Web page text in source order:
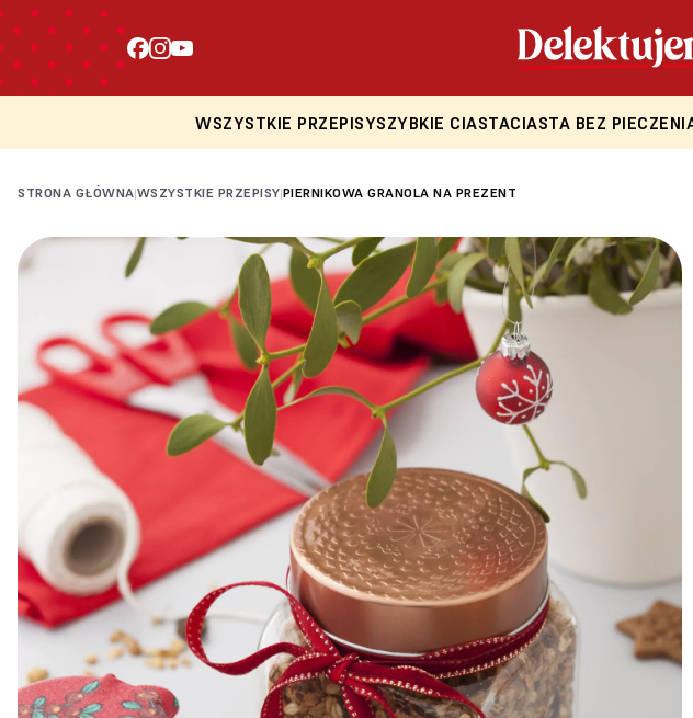
WSZYSTKIE PRZEPISYSZYBKIE CIASTACIASTA BEZ
STRONA GŁÓWNA|WSZYSTKIE PRZEPISY|PIERNIKOWA GRANOLA NA PREZENT